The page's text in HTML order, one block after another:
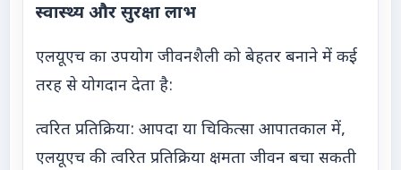
स्वास्थ्य और सुरक्षा लाभ
एलयूएच का उपयोग जीवनशैली को बेहतर बनाने में कई
तरह से योगदान देता है:
त्वरित प्रतिक्रिया: आपदा या चिकित्सा आपातकाल में,
एलयूएच की त्वरित प्रतिक्रिया क्षमता जीवन बचा सकती